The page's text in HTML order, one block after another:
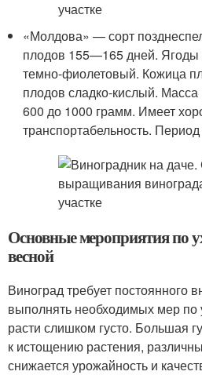
«Молдова» — сорт
плодов 155—165 дней.
темно-фиолетовый. Кожица
плодов сладко-кислый. Масса
600 до 1000 грамм. Имеет
транспортабельность.
Основные мероприятия по
весной
Виноград требует постоянного
выполнять необходимых мер по
расти слишком густо. Большая
к истощению растения,
снижается урожайность и